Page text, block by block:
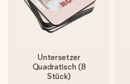
Untersetzer
Quadratisch (8
Stück)